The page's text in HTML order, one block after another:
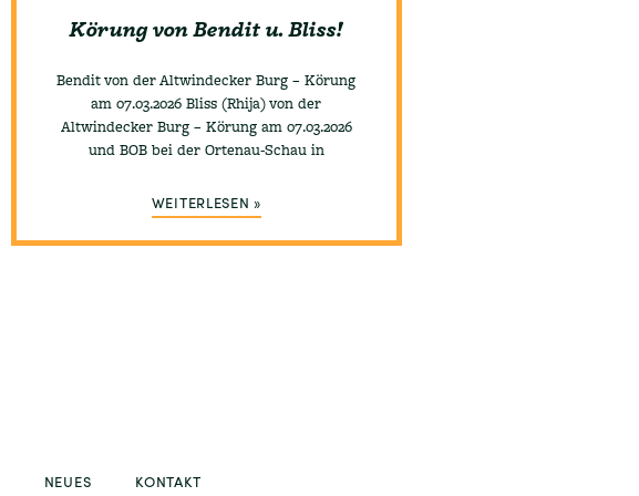
Körung von Bendit u. Bliss!
Bendit von der Altwindecker Burg – Körung
am 07.03.2026 Bliss (Rhija) von der
Altwindecker Burg – Körung am 07.03.2026
und BOB bei der Ortenau-Schau in
WEITERLESEN »
NEUES KONTAKT